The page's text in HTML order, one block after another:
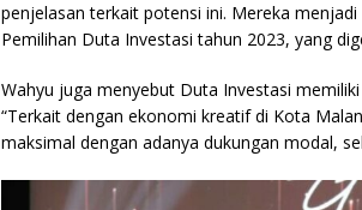
penjelasan terkait potensi ini. Mereka
Pemilihan Duta Investasi tahun 2023, yang
Wahyu juga menyebut Duta Investasi
“Terkait dengan ekonomi kreatif di Kota
maksimal dengan adanya dukungan modal,